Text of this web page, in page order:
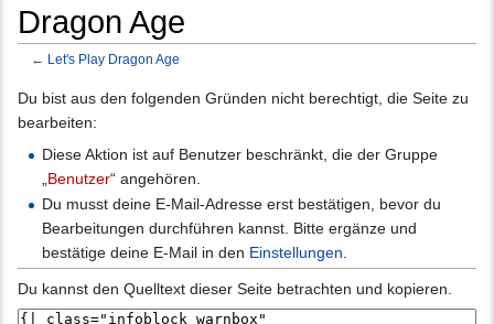
Dragon Age
← Let's Play Dragon Age
Du bist aus den folgenden Gründen nicht berechtigt, die Seite zu
bearbeiten:
Diese Aktion ist auf Benutzer beschränkt, die der Gruppe
Benutzer“ angehören.
Du musst deine E-Mail-Adresse erst bestätigen, bevor du
Bearbeitungen durchführen kannst. Bitte ergänze und
bestätige deine E-Mail in den Einstellungen
Du kannst den Quelltext dieser Seite betrachten und kopieren.